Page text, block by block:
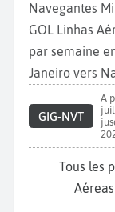
Navegantes
GOL Linhas
par semaine
Janeiro vers
GIG-NVT
A
Tous les programmes des vols GOL Linhas